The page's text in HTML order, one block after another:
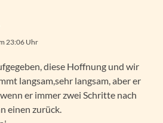
23:06 Uhr
diese Hoffnung und wir
langsam,sehr langsam, aber er
er immer zwei Schritte nach
einen zurück.